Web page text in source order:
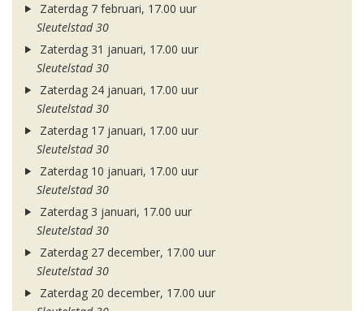
Zaterdag 7 februari, 17.00 uur
Sleutelstad 30
Zaterdag 31 januari, 17.00 uur
Sleutelstad 30
Zaterdag 24 januari, 17.00 uur
Sleutelstad 30
Zaterdag 17 januari, 17.00 uur
Sleutelstad 30
Zaterdag 10 januari, 17.00 uur
Sleutelstad 30
Zaterdag 3 januari, 17.00 uur
Sleutelstad 30
Zaterdag 27 december, 17.00 uur
Sleutelstad 30
Zaterdag 20 december, 17.00 uur